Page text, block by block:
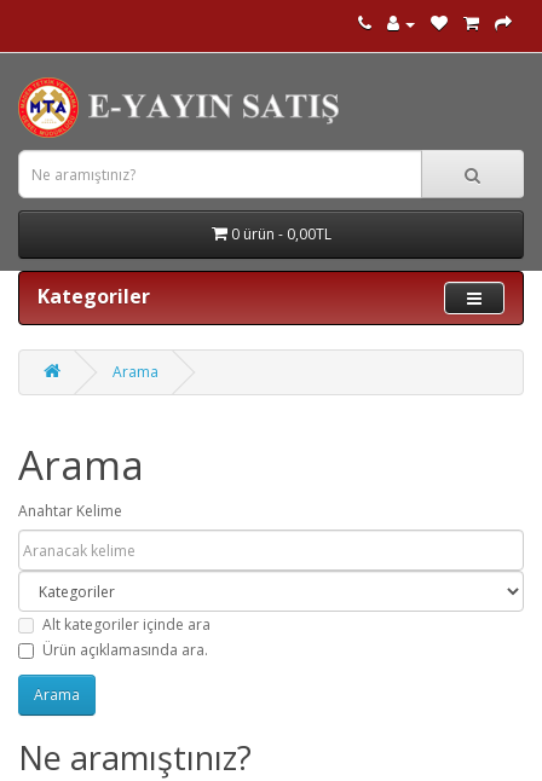
0 ürün - 0,00TL
Kategoriler
Arama
Arama
Anahtar Kelime
Alt kategoriler içinde ara
Ürün açıklamasında ara.
Ne aramıştınız?